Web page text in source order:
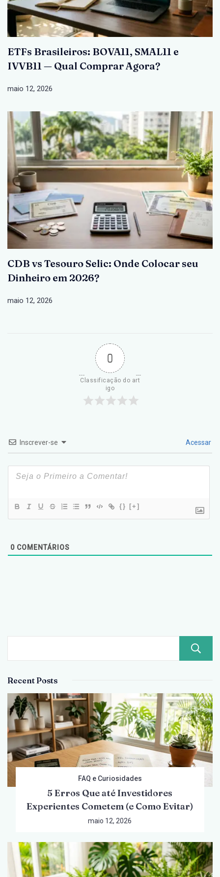
ETFs Brasileiros: BOVA11, SMAL11 e
IVVB11 — Qual Comprar Agora?
maio 12, 2026
CDB vs Tesouro Selic: Onde Colocar seu
Dinheiro em 2026?
maio 12, 2026
0
Classificação do art
igo
Inscrever-se Acessar
{} [+]
0 COMENTÁRIOS
Recent Posts
FAQ e Curiosidades
5 Erros Que até Investidores
Experientes Cometem (e Como Evitar)
maio 12, 2026